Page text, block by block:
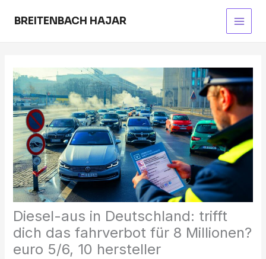
BREITENBACH HAJAR
Main
Diesel-aus in Deutschland: trifft
dich das fahrverbot für 8 Millionen?
euro 5/6, 10 hersteller